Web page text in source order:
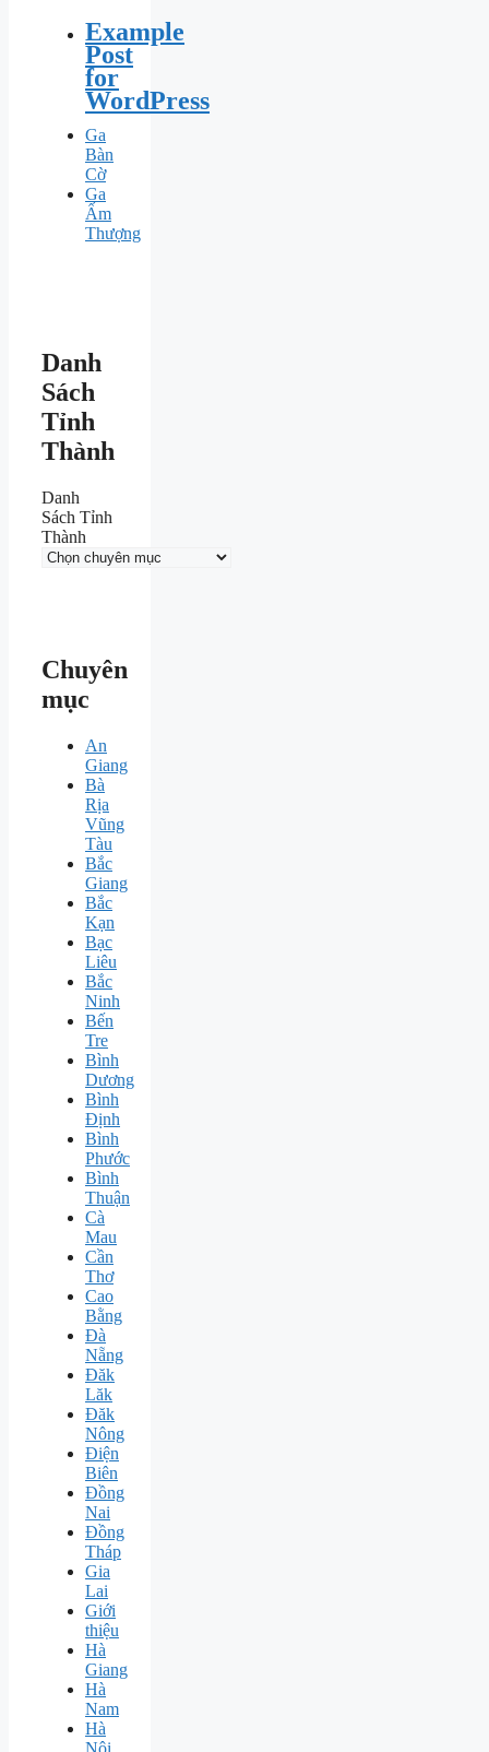
Example
Post
for
WordPress
Ga
Bàn
Cờ
Ga
Ấm
Thượng
Danh
Sách
Tỉnh
Thành
Danh
Sách Tỉnh
Thành
Chuyên
mục
An
Giang
Bà
Rịa
Vũng
Tàu
Bắc
Giang
Bắc
Kạn
Bạc
Liêu
Bắc
Ninh
Bến
Tre
Bình
Dương
Bình
Định
Bình
Phước
Bình
Thuận
Cà
Mau
Cần
Thơ
Cao
Bằng
Đà
Nẵng
Đăk
Lăk
Đăk
Nông
Điện
Biên
Đồng
Nai
Đồng
Tháp
Gia
Lai
Giới
thiệu
Hà
Giang
Hà
Nam
Hà
Nội